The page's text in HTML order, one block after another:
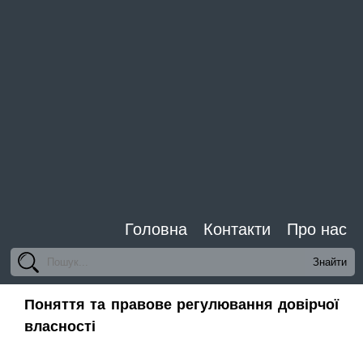
Головна Контакти Про нас
Поняття та правове регулювання довірчої
власності